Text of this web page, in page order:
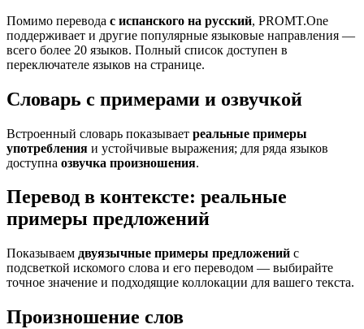
Помимо перевода с испанского на русский, PROMT.One
поддерживает и другие популярные языковые направления —
всего более 20 языков. Полный список доступен в
переключателе языков на странице.
Словарь с примерами и озвучкой
Встроенный словарь показывает реальные примеры
употребления и устойчивые выражения; для ряда языков
доступна озвучка произношения.
Перевод в контексте: реальные
примеры предложений
Показываем двуязычные примеры предложений с
подсветкой искомого слова и его переводом — выбирайте
точное значение и подходящие коллокации для вашего текста.
Произношение слов